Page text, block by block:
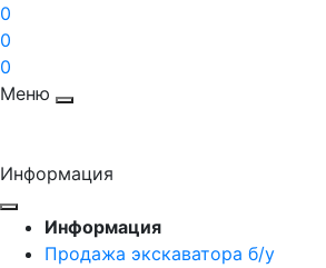
0
0
0
Меню
Информация
Информация
Продажа экскаватора б/у